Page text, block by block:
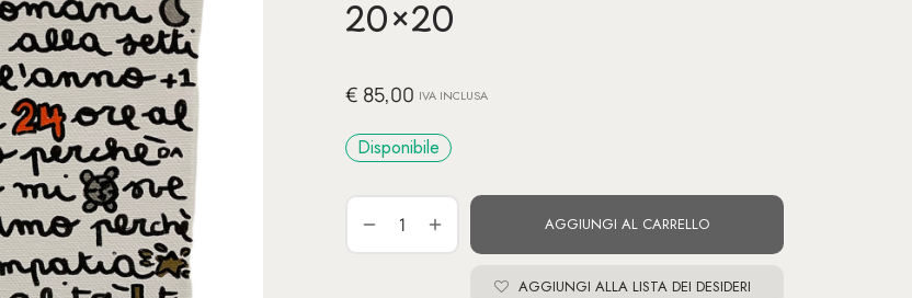
20×20
€ 85,00 IVA INCLUSA
Disponibile
AGGIUNGI AL CARRELLO
AGGIUNGI ALLA LISTA DEI DESIDERI